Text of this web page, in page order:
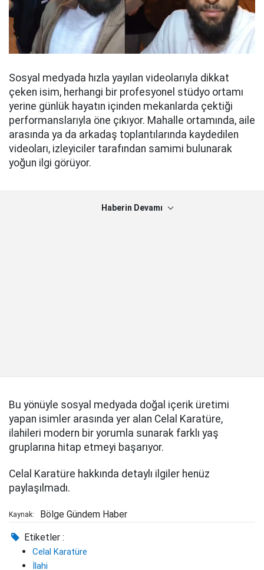
Sosyal medyada hızla yayılan videolarıyla dikkat
çeken isim, herhangi bir profesyonel stüdyo ortamı
yerine günlük hayatın içinden mekanlarda çektiği
performanslarıyla öne çıkıyor. Mahalle ortamında, aile
arasında ya da arkadaş toplantılarında kaydedilen
videoları, izleyiciler tarafından samimi bulunarak
yoğun ilgi görüyor.
Haberin Devamı
Bu yönüyle sosyal medyada doğal içerik üretimi
yapan isimler arasında yer alan Celal Karatüre,
ilahileri modern bir yorumla sunarak farklı yaş
gruplarına hitap etmeyi başarıyor.
Celal Karatüre hakkında detaylı ilgiler henüz
paylaşılmadı.
Kaynak: Bölge Gündem Haber
Etiketler :
Celal Karatüre
İlahi